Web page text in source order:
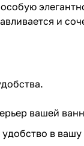
и
вашей
в